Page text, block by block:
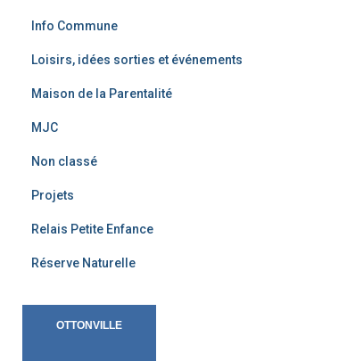
Info Commune
Loisirs, idées sorties et événements
Maison de la Parentalité
MJC
Non classé
Projets
Relais Petite Enfance
Réserve Naturelle